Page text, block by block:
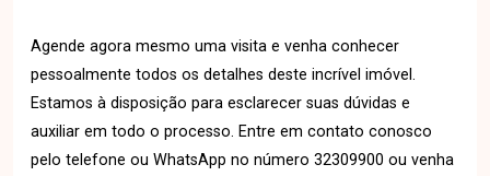
Agende agora mesmo uma visita e venha conhecer
pessoalmente todos os detalhes deste incrível imóvel.
Estamos à disposição para esclarecer suas dúvidas e
auxiliar em todo o processo. Entre em contato conosco
pelo telefone ou WhatsApp no número 32309900 ou venha